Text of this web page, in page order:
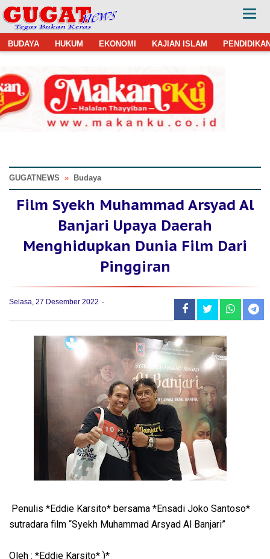
BUDAYA HUKUM EKONOMI KAJIAN ISLAM
GUGATNEWS » Budaya
Film Syekh Muhammad Arsyad Al
Banjari Upaya Daerah
Menghidupkan Dunia Film Dari
Pinggiran
Selasa, 27 Desember 2022
Penulis *Eddie Karsito* bersama *Ensadi Joko Santoso*
sutradara film “Syekh Muhammad Arsyad Al Banjari”
Oleh : *Eddie Karsito* )*